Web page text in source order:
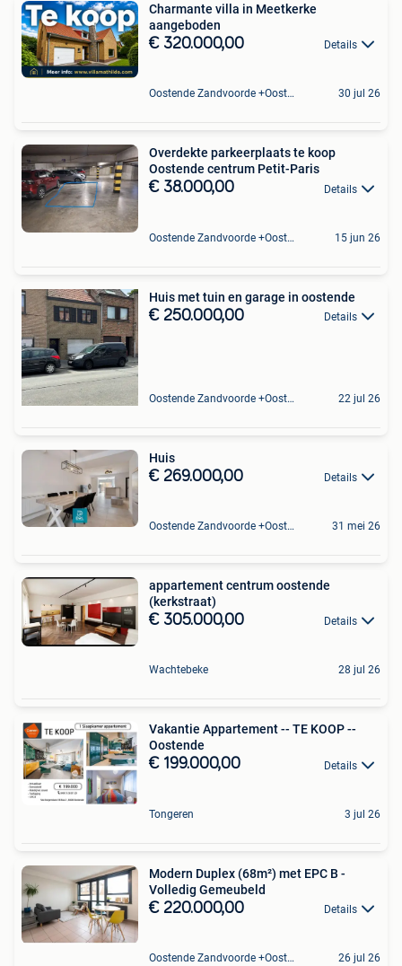
Charmante villa in Meetkerke
aangeboden
€ 320.000,00 Details
Oostende Zandvoorde +Oostende 30 jul 26
Overdekte parkeerplaats te koop
Oostende centrum Petit-Paris
€ 38.000,00 Details
Oostende Zandvoorde +Oostende 15 jun 26
Huis met tuin en garage in oostende
€ 250.000,00 Details
Oostende Zandvoorde +Oostende 22 jul 26
Huis
€ 269.000,00 Details
Oostende Zandvoorde +Oostende 31 mei 26
appartement centrum oostende
(kerkstraat)
€ 305.000,00 Details
Wachtebeke 28 jul 26
Vakantie Appartement -- TE KOOP --
Oostende
€ 199.000,00 Details
Tongeren 3 jul 26
Modern Duplex (68m²) met EPC B -
Volledig Gemeubeld
€ 220.000,00 Details
Oostende Zandvoorde +Oostende 26 jul 26